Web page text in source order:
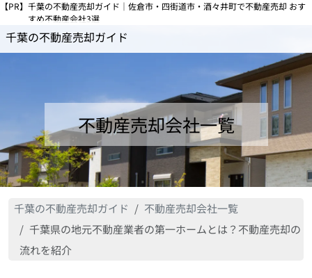
【PR】 千葉の不動産売却ガイド｜佐倉市・四街道市・酒々井町で不動産売却 おす
すめ不動産会社3選
千葉の不動産売却ガイド
不動産売却会社一覧
千葉の不動産売却ガイド
不動産売却会社一覧
千葉県の地元不動産業者の第一ホームとは？不動産売却の
流れを紹介